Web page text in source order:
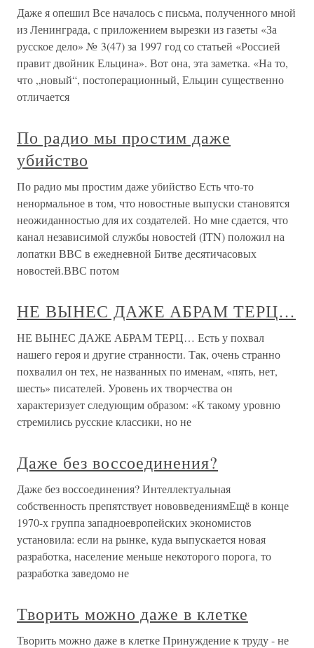
Даже я опешил Все началось с письма, полученного мной
из Ленинграда, с приложением вырезки из газеты «За
русское дело» № 3(47) за 1997 год со статьей «Россией
правит двойник Ельцина». Вот она, эта заметка. «На то,
что „новый“, постоперационный, Ельцин существенно
отличается
По радио мы простим даже
убийство
По радио мы простим даже убийство Есть что-то
ненормальное в том, что новостные выпуски становятся
неожиданностью для их создателей. Но мне сдается, что
канал независимой службы новостей (ITN) положил на
лопатки ВВС в ежедневной Битве десятичасовых
новостей.ВВС потом
НЕ ВЫНЕС ДАЖЕ АБРАМ ТЕРЦ…
НЕ ВЫНЕС ДАЖЕ АБРАМ ТЕРЦ… Есть у похвал
нашего героя и другие странности. Так, очень странно
похвалил он тех, не названных по именам, «пять, нет,
шесть» писателей. Уровень их творчества он
характеризует следующим образом: «К такому уровню
стремились русские классики, но не
Даже без воссоединения?
Даже без воссоединения? Интеллектуальная
собственность препятствует нововведениямЕщё в конце
1970-х группа западноевропейских экономистов
установила: если на рынке, куда выпускается новая
разработка, население меньше некоторого порога, то
разработка заведомо не
Творить можно даже в клетке
Творить можно даже в клетке Принуждение к труду - не